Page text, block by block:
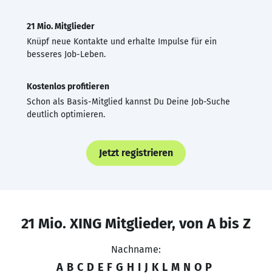
21 Mio. Mitglieder
Knüpf neue Kontakte und erhalte Impulse für ein
besseres Job-Leben.
Kostenlos profitieren
Schon als Basis-Mitglied kannst Du Deine Job-Suche
deutlich optimieren.
Jetzt registrieren
21 Mio. XING Mitglieder, von A bis Z
Nachname:
A B C D E F G H I J K L M N O P